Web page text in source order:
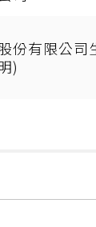
份有限公
)